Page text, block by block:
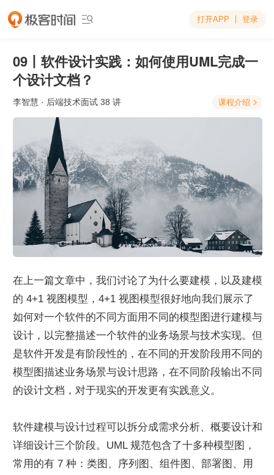
 打开APP 登录
09丨软件设计实践：如何使用UML完成一
个设计文档？
李智慧 · 后端技术面试 38 讲 课程介绍 
在上一篇文章中，我们讨论了为什么要建模，以及建模
的 4+1 视图模型，4+1 视图模型很好地向我们展示了
如何对一个软件的不同方面用不同的模型图进行建模与
设计，以完整描述一个软件的业务场景与技术实现。但
是软件开发是有阶段性的，在不同的开发阶段用不同的
模型图描述业务场景与设计思路，在不同阶段输出不同
的设计文档，对于现实的开发更有实践意义。
软件建模与设计过程可以拆分成需求分析、概要设计和
详细设计三个阶段。UML 规范包含了十多种模型图，
常用的有 7 种：类图、序列图、组件图、部署图、用